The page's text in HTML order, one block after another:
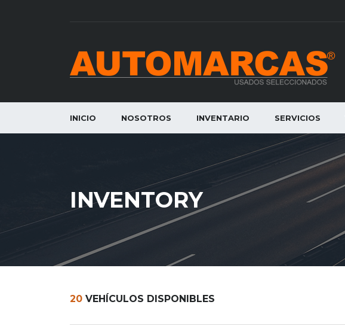
INICIO NOSOTROS INVENTARIO SERVICIOS
INVENTORY
20 VEHÍCULOS DISPONIBLES